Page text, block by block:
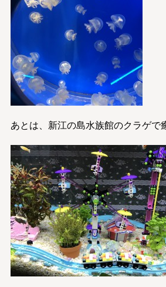
あとは、新江の島水族館のクラゲで